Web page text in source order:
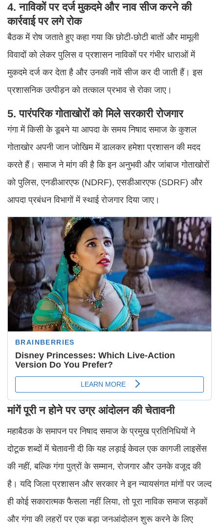
4. नाविकों पर दर्ज मुकदमे और नाव सीज करने की
कार्रवाई पर लगे रोक
बैठक में रोष जताते हुए कहा गया कि छोटी-छोटी बातों और मामूली
विवादों को लेकर पुलिस व प्रशासन नाविकों पर गंभीर धाराओं में
मुकदमे दर्ज कर देता है और उनकी नावें सीज कर दी जाती हैं। इस
प्रशासनिक उत्पीड़न को तत्काल प्रभाव से रोका जाए।
5. पारंपरिक गोताखोरों को मिले सरकारी रोजगार
गंगा में किसी के डूबने या आपदा के समय निषाद समाज के कुशल
गोताखोर अपनी जान जोखिम में डालकर हमेशा प्रशासन की मदद
करते हैं। समाज ने मांग की है कि इन अनुभवी और जांबाज गोताखोरों
को पुलिस, एनडीआरएफ (NDRF), एसडीआरएफ (SDRF) और
आपदा प्रबंधन विभागों में स्थाई रोजगार दिया जाए।
मांगें पूरी न होने पर उग्र आंदोलन की चेतावनी
महाबैठक के समापन पर निषाद समाज के प्रमुख प्रतिनिधियों ने
दोटूक शब्दों में चेतावनी दी कि यह लड़ाई केवल एक कागजी लाइसेंस
की नहीं, बल्कि गंगा पुत्रों के सम्मान, रोजगार और उनके वजूद की
है। यदि जिला प्रशासन और सरकार ने इन न्यायसंगत मांगों पर जल्द
ही कोई सकारात्मक फैसला नहीं लिया, तो पूरा नाविक समाज सड़कों
और गंगा की लहरों पर एक बड़ा जनआंदोलन शुरू करने के लिए